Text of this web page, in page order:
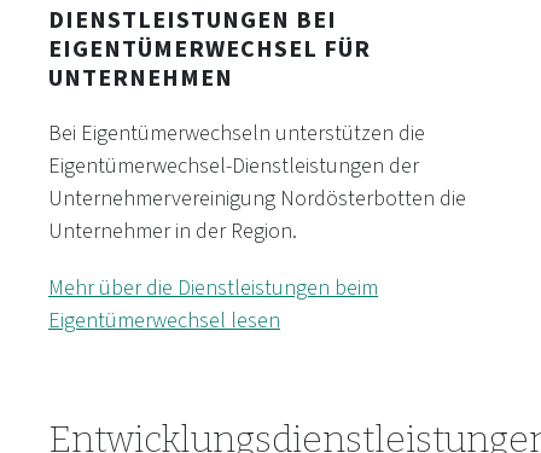
DIENSTLEISTUNGEN BEI
EIGENTÜMERWECHSEL FÜR
UNTERNEHMEN
Bei Eigentümerwechseln unterstützen die
Eigentümerwechsel-Dienstleistungen der
Unternehmervereinigung Nordösterbotten die
Unternehmer in der Region.
Mehr über die Dienstleistungen beim
Eigentümerwechsel lesen